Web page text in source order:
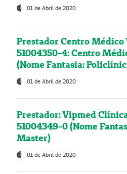
01 de Abril de 2020
Prestador Centro
51004350-4: Centro
(Nome Fantasia:
01 de Abril de 2020
Prestador: Vipmed
51004349-0 (Nome
Master)
01 de Abril de 2020